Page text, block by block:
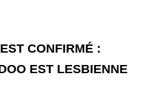
CONFIRMÉ :
EST LESBIENNE